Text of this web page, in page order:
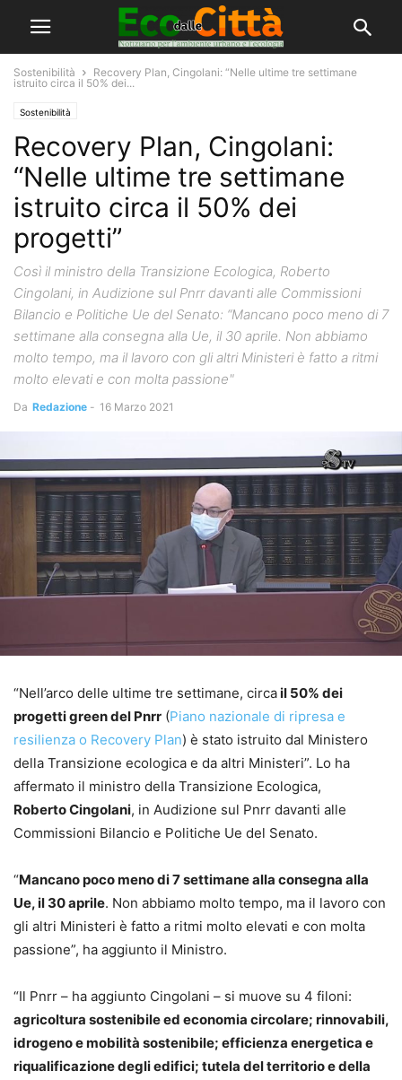
Sostenibilità
Recovery Plan, Cingolani: “Nelle ultime tre settimane
istruito circa il 50% dei...
Sostenibilità
Recovery Plan, Cingolani:
“Nelle ultime tre settimane
istruito circa il 50% dei
progetti”
Così il ministro della Transizione Ecologica, Roberto
Cingolani, in Audizione sul Pnrr davanti alle Commissioni
Bilancio e Politiche Ue del Senato: “Mancano poco meno di 7
settimane alla consegna alla Ue, il 30 aprile. Non abbiamo
molto tempo, ma il lavoro con gli altri Ministeri è fatto a ritmi
molto elevati e con molta passione"
Da Redazione - 16 Marzo 2021
“Nell’arco delle ultime tre settimane, circail 50% dei
progetti green del Pnrr (Piano nazionale di ripresa e
resilienza o Recovery Plan) è stato istruito dal Ministero
della Transizione ecologica e da altri Ministeri”. Lo ha
affermato il ministro della Transizione Ecologica,
Roberto Cingolani, in Audizione sul Pnrr davanti alle
Commissioni Bilancio e Politiche Ue del Senato.
“Mancano poco meno di 7 settimane alla consegna alla
Ue, il 30 aprile. Non abbiamo molto tempo, ma il lavoro con
gli altri Ministeri è fatto a ritmi molto elevati e con molta
passione”, ha aggiunto il Ministro.
“Il Pnrr – ha aggiunto Cingolani – si muove su 4 filoni:
agricoltura sostenibile ed economia circolare; rinnovabili,
idrogeno e mobilità sostenibile; efficienza energetica e
riqualificazione degli edifici; tutela del territorio e della